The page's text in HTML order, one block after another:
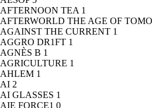
AFTERNOON TEA 1
AFTERWORLD THE AGE OF
AGAINST THE CURRENT 1
AGGRO DR1FT 1
AGNÈS B 1
AGRICULTURE 1
AHLEM 1
AI 2
AI GLASSES 1
AIE FORCE1 0